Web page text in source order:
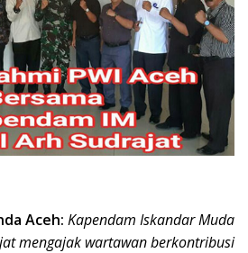
Aceh: Kapendam Iskandar Muda
mengajak wartawan berkontribusi